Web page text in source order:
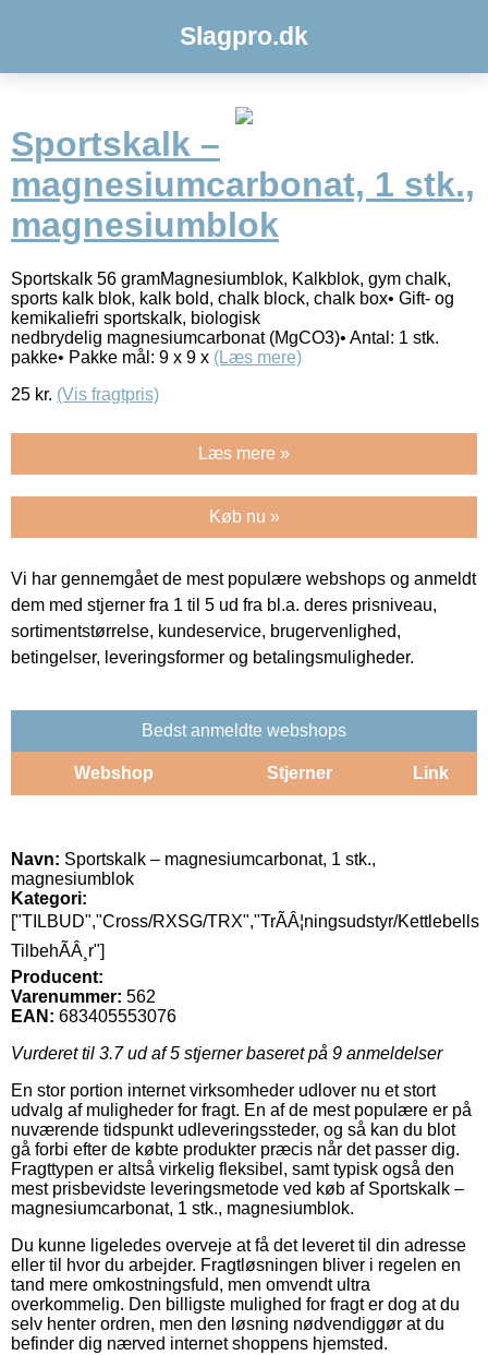
Slagpro.dk
Sportskalk –
magnesiumcarbonat, 1 stk.,
magnesiumblok
Sportskalk 56 gramMagnesiumblok, Kalkblok, gym chalk,
sports kalk blok, kalk bold, chalk block, chalk box• Gift- og
kemikaliefri sportskalk, biologisk
nedbrydelig magnesiumcarbonat (MgCO3)• Antal: 1 stk.
pakke• Pakke mål: 9 x 9 x (Læs mere)
25 kr. (Vis fragtpris)
Læs mere »
Køb nu »
Vi har gennemgået de mest populære webshops og anmeldt
dem med stjerner fra 1 til 5 ud fra bl.a. deres prisniveau,
sortimentstørrelse, kundeservice, brugervenlighed,
betingelser, leveringsformer og betalingsmuligheder.
Bedst anmeldte webshops
Webshop Stjerner Link
Navn: Sportskalk – magnesiumcarbonat, 1 stk.,
magnesiumblok
Kategori:
["TILBUD","Cross/RXSG/TRX","TrÃÂ¦ningsudstyr/Kettlebells
TilbehÃÂ¸r"]
Producent:
Varenummer: 562
EAN: 683405553076
Vurderet til 3.7ud af 5 stjerner baseret på 9 anmeldelser
En stor portion internet virksomheder udlover nu et stort
udvalg af muligheder for fragt. En af de mest populære er på
nuværende tidspunkt udleveringssteder, og så kan du blot
gå forbi efter de købte produkter præcis når det passer dig.
Fragttypen er altså virkelig fleksibel, samt typisk også den
mest prisbevidste leveringsmetode ved køb af Sportskalk –
magnesiumcarbonat, 1 stk., magnesiumblok.
Du kunne ligeledes overveje at få det leveret til din adresse
eller til hvor du arbejder. Fragtløsningen bliver i regelen en
tand mere omkostningsfuld, men omvendt ultra
overkommelig. Den billigste mulighed for fragt er dog at du
selv henter ordren, men den løsning nødvendiggør at du
befinder dig nærved internet shoppens hjemsted.